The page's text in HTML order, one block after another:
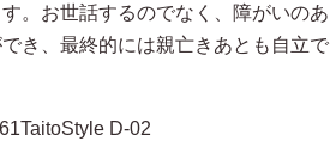
。お世話するのでなく、障がいの
き、最終的には親亡きあとも自立
D-02